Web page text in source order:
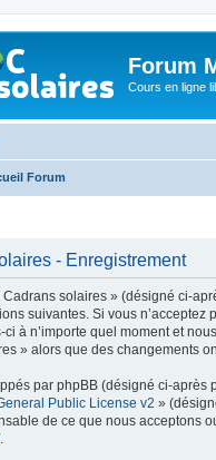
Forum
Cours en ligne
Forum
- Enregistrement
Cadrans solaires » (désigné ci-
suivantes. Si vous n’acceptez
à n’importe quel moment et
» alors que des changements
par phpBB (désigné ci-
Public License v2 »
de ce que nous acceptons
.